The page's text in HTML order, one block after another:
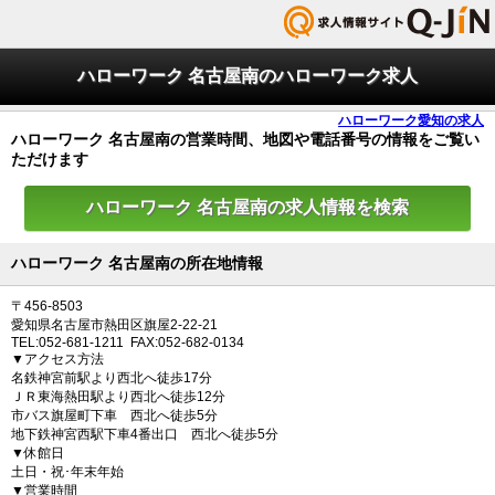
ハローワーク 名古屋南のハローワーク求人
ハローワーク愛知の求人
ハローワーク 名古屋南の営業時間、地図や電話番号の情報をご覧い
ただけます
ハローワーク 名古屋南の求人情報を検索
ハローワーク 名古屋南の所在地情報
〒456-8503
愛知県名古屋市熱田区旗屋2-22-21
TEL:052-681-1211 FAX:052-682-0134
▼アクセス方法
名鉄神宮前駅より西北へ徒歩17分
ＪＲ東海熱田駅より西北へ徒歩12分
市バス旗屋町下車 西北へ徒歩5分
地下鉄神宮西駅下車4番出口 西北へ徒歩5分
▼休館日
土日・祝･年末年始
▼営業時間